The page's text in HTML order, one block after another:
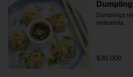
Dumplings
vietnamita.
$30.000